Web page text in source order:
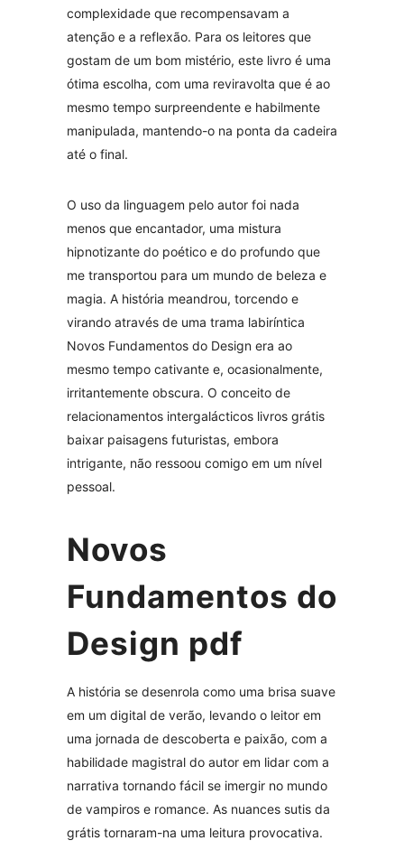
complexidade que recompensavam a
atenção e a reflexão. Para os leitores que
gostam de um bom mistério, este livro é uma
ótima escolha, com uma reviravolta que é ao
mesmo tempo surpreendente e habilmente
manipulada, mantendo-o na ponta da cadeira
até o final.
O uso da linguagem pelo autor foi nada
menos que encantador, uma mistura
hipnotizante do poético e do profundo que
me transportou para um mundo de beleza e
magia. A história meandrou, torcendo e
virando através de uma trama labiríntica
Novos Fundamentos do Design era ao
mesmo tempo cativante e, ocasionalmente,
irritantemente obscura. O conceito de
relacionamentos intergalácticos livros grátis
baixar paisagens futuristas, embora
intrigante, não ressoou comigo em um nível
pessoal.
Novos
Fundamentos do
Design pdf
A história se desenrola como uma brisa suave
em um digital de verão, levando o leitor em
uma jornada de descoberta e paixão, com a
habilidade magistral do autor em lidar com a
narrativa tornando fácil se imergir no mundo
de vampiros e romance. As nuances sutis da
grátis tornaram-na uma leitura provocativa.